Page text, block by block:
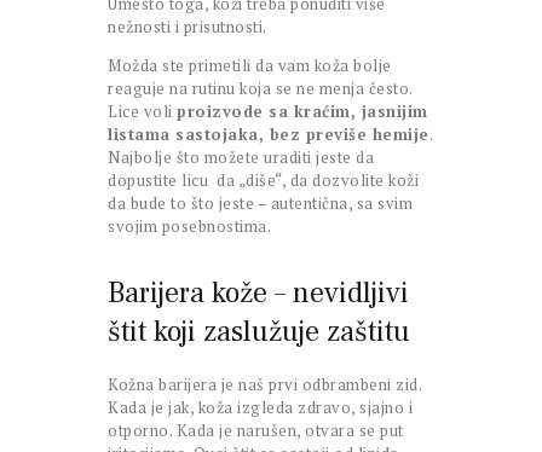
nežnosti i prisutnosti.
Možda ste primetili da vam koža bolje
reaguje na rutinu koja se ne menja često.
Lice voli proizvode sa kraćim, jasnijim
listama sastojaka, bez previše hemije.
Najbolje što možete uraditi jeste da
dopustite licu da „diše“, da dozvolite koži
da bude to što jeste – autentična, sa svim
svojim posebnostima.
Barijera kože – nevidljivi
štit koji zaslužuje zaštitu
Kožna barijera je naš prvi odbrambeni zid.
Kada je jak, koža izgleda zdravo, sjajno i
otporno. Kada je narušen, otvara se put